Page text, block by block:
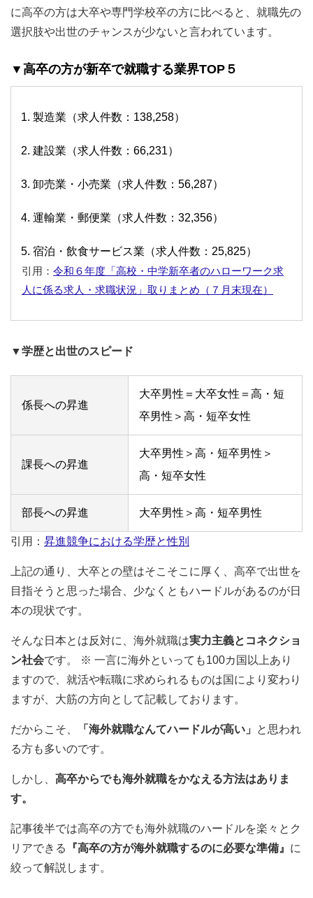
に高卒の方は大卒や専門学校卒の方に比べると、就職先の
選択肢や出世のチャンスが少ないと言われています。
▼高卒の方が新卒で就職する業界TOP５
製造業（求人件数：138,258）
建設業（求人件数：66,231）
卸売業・小売業（求人件数：56,287）
運輸業・郵便業（求人件数：32,356）
宿泊・飲食サービス業（求人件数：25,825）
引用： 令和６年度「高校・中学新卒者のハローワーク求
人に係る求人・求職状況」取りまとめ（７月末現在）
▼学歴と出世のスピード
係長への昇進
大卒男性＝大卒女性＝高・短
卒男性＞高・短卒女性
課長への昇進
大卒男性＞高・短卒男性＞
高・短卒女性
部長への昇進 大卒男性＞高・短卒男性
引用： 昇進競争における学歴と性別
上記の通り、大卒との壁はそこそこに厚く、高卒で出世を
目指そうと思った場合、少なくともハードルがあるのが日
本の現状です。
そんな日本とは反対に、海外就職は実力主義とコネクショ
ン社会です。 ※ 一言に海外といっても100カ国以上あり
ますので、就活や転職に求められるものは国により変わり
ますが、大筋の方向として記載しております。
だからこそ、 「海外就職なんてハードルが高い」
と思われ
る方も多いのです。
しかし、 高卒からでも海外就職をかなえる方法はありま
す。
記事後半では高卒の方でも海外就職のハードルを楽々とク
リアできる
『高卒の方が海外就職するのに必要な準備』 に
絞って解説します。